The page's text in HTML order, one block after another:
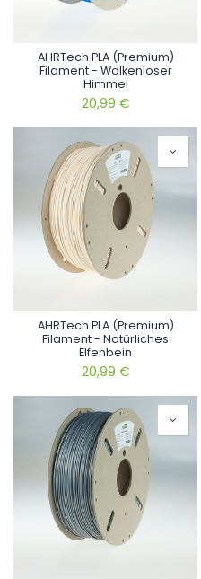
AHRTech PLA (Premium)
Filament - Wolkenloser
Himmel
20,99 €
AHRTech PLA (Premium)
Filament - Natürliches
Elfenbein
20,99 €